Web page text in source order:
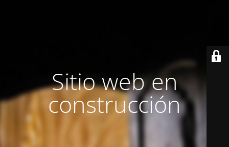
Sitio web en
construcción